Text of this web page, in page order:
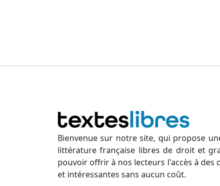
Bienvenue sur notre site, qui propose
littérature française libres de droit et
pouvoir offrir à nos lecteurs l'accès à
et intéressantes sans aucun coût.